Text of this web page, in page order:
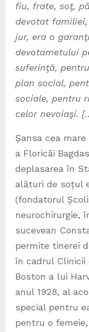
fiu, frate, soţ,
devotat
jur, era o
devotametului
suferinţă,
plan social,
sociale, pentru
celor nevoiaşi.
Șansa cea
a Floricăi
deplasarea în
alături de soțul
(fondatorul
neurochirurgie,
sucevean
permite tinerei
în cadrul Clinicii
Boston a lui
anul 1928, al
special pentru
pentru o